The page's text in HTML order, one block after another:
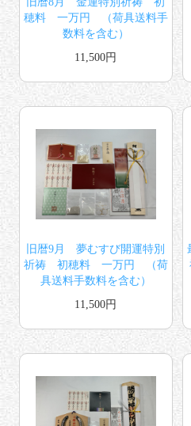
穂料 一万円 （荷具送料手
数料を含む）
11,500円
旧暦9月 夢むすび開運特別
祈祷 初穂料 一万円 （荷
具送料手数料を含む）
11,500円